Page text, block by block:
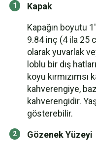
Kapak
Kapağın boyutu
9.84 inç (4 ila 25
olarak yuvarlak
loblu bir dış
koyu
kahverengiye,
kahverengidir.
gösterebilir.
Gözenek Yüzeyi